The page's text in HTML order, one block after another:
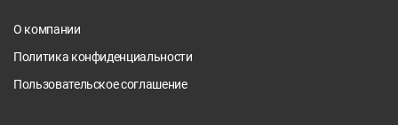
О компании
Политика конфиденциальности
Пользовательское соглашение